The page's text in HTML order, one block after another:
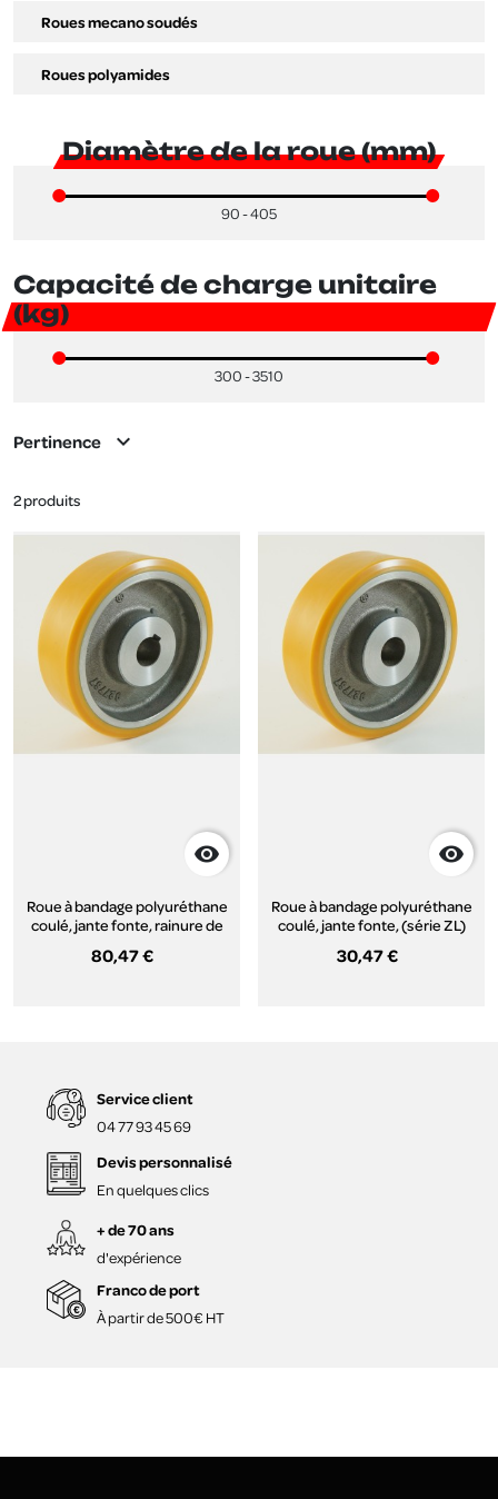
Roues mecano soudés
Roues polyamides
Diamètre de la roue (mm)
90 - 405
Capacité de charge unitaire
(kg)
300 - 3510
2 produits
Pertinence expand_more

Roue à bandage polyuréthane
coulé, jante fonte, rainure de
80,47 €

Roue à bandage polyuréthane
coulé, jante fonte, (série ZL)
30,47 €
Service client
04 77 93 45 69
Devis personnalisé
En quelques clics
+ de 70 ans
d'expérience
Franco de port
À partir de 500€ HT